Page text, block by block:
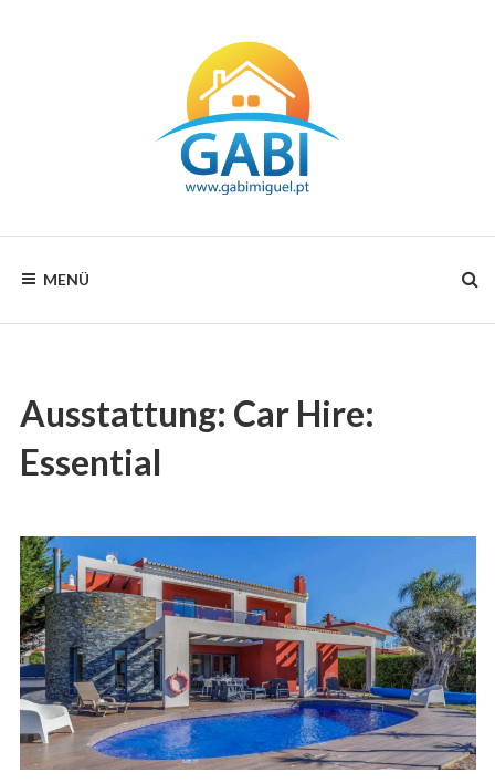
MIGUEL
RENTALS
for MENÜ
Ausstattung: Car Hire:
Essential